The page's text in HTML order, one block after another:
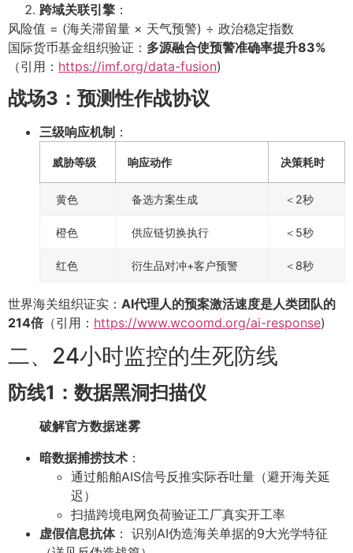
跨域关联引擎 ：
风险值 = (海关滞留量 × 天气预警) ÷ 政治稳定指数
国际货币基金组织验证： 多源融合使预警准确率提升83%
（引用： https://imf.org/data-fusion)
战场3：预测性作战协议
三级响应机制 ：
威胁等级 响应动作 决策耗时
黄色 备选方案生成 ＜2秒
橙色 供应链切换执行 ＜5秒
红色 衍生品对冲+客户预警 ＜8秒
世界海关组织证实： AI代理人的预案激活速度是人类团队的
214倍（引用： https://www.wcoomd.org/ai-response)
二、24小时监控的生死防线
防线1：数据黑洞扫描仪
破解官方数据迷雾
暗数据捕捞技术 ：
通过船舶AIS信号反推实际吞吐量（避开海关延
迟）
扫描跨境电网负荷验证工厂真实开工率
虚假信息抗体： 识别AI伪造海关单据的9大光学特征